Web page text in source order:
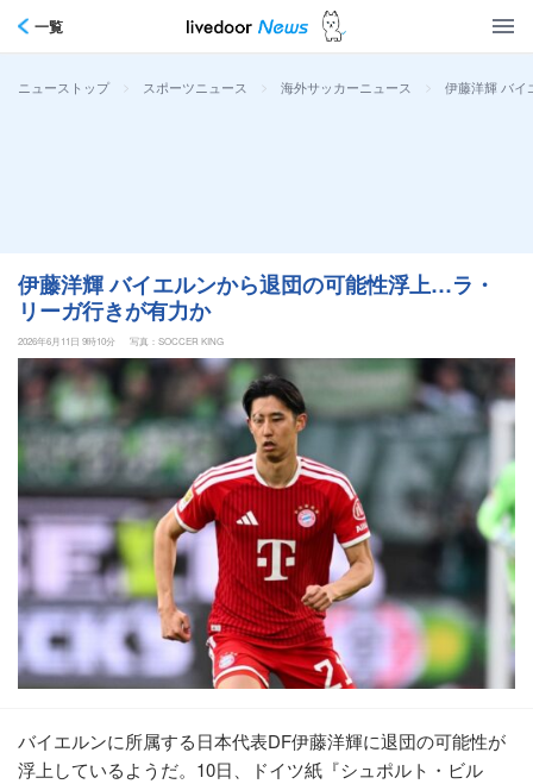
一覧
ニューストップ > スポーツニュース > 海外サッカーニュース > 伊藤洋輝 バイ
伊藤洋輝 バイエルンから退団の可能性浮上…ラ・
リーガ行きが有力か
2026年6月11日 9時10分 写真：SOCCER KING
バイエルンに所属する日本代表DF伊藤洋輝に退団の可能性が
浮上しているようだ。10日、ドイツ紙『シュポルト・ビル